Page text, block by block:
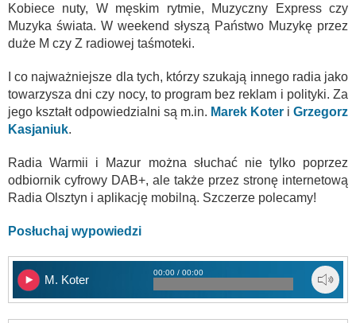
Kobiece nuty, W męskim rytmie, Muzyczny Express czy
Muzyka świata. W weekend słyszą Państwo Muzykę przez
duże M czy Z radiowej taśmoteki.
I co najważniejsze dla tych, którzy szukają innego radia jako
towarzysza dni czy nocy, to program bez reklam i polityki. Za
jego kształt odpowiedzialni są m.in. Marek Koter i Grzegorz
Kasjaniuk.
Radia Warmii i Mazur można słuchać nie tylko poprzez
odbiornik cyfrowy DAB+, ale także przez stronę internetową
Radia Olsztyn i aplikację mobilną. Szczerze polecamy!
Posłuchaj wypowiedzi
M. Koter
00:00 / 00:00